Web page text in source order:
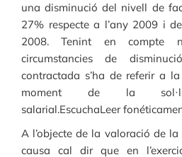
una disminució del nivell de
27% respecte a l’any 2009 i
2008. Tenint en compte
circumstancies de
contractada s’ha de referir a
moment de la
salarial.EscuchaLeer
A l’objecte de la valoració de la
causa cal dir que en